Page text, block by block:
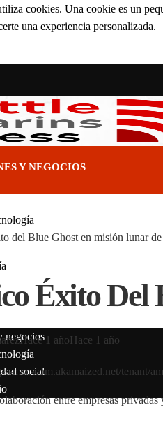
cookies. Una cookie es un
una experiencia personalizada.
Y NEGOCIOS
OCIO
negocios
social
del Blue Ghost en misión lunar
Éxito Del
Hace 1 añoHace 1 año
entre empresas